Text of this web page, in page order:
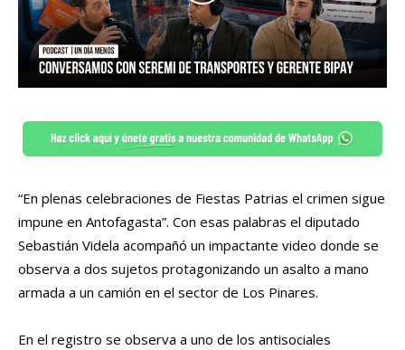
“En plenas celebraciones de Fiestas Patrias el crimen sigue
impune en Antofagasta”. Con esas palabras el diputado
Sebastián Videla acompañó un impactante video donde se
observa a dos sujetos protagonizando un asalto a mano
armada a un camión en el sector de Los Pinares.
En el registro se observa a uno de los antisociales